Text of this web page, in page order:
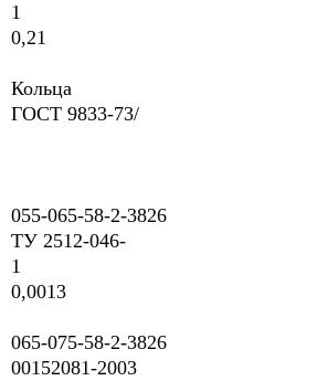
1
0,21
Кольца
ГОСТ 9833-73/
055-065-58-2-3826
ТУ 2512-046-
1
0,0013
065-075-58-2-3826
00152081-2003